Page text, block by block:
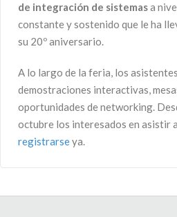
de integración de sistemasa
constante y sostenido que le ha
su 20º aniversario.
A lo largo de la feria, los
demostraciones interactivas,
oportunidades de networking.
octubre los interesados en asistir
registrarseya.